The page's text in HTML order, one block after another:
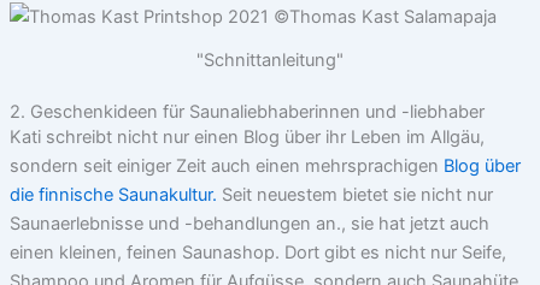
"Schnittanleitung"
2. Geschenkideen für Saunaliebhaberinnen und -liebhaber
Kati schreibt nicht nur einen Blog über ihr Leben im Allgäu,
sondern seit einiger Zeit auch einen mehrsprachigen Blog über
die finnische Saunakultur. Seit neuestem bietet sie nicht nur
Saunaerlebnisse und -behandlungen an., sie hat jetzt auch
einen kleinen, feinen Saunashop. Dort gibt es nicht nur Seife,